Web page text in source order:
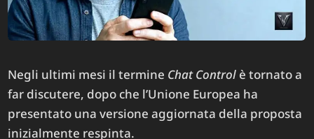
Negli ultimi mesi il termine Chat Control è tornato a
far discutere, dopo che l’Unione Europea ha
presentato una versione aggiornata della proposta
inizialmente respinta.